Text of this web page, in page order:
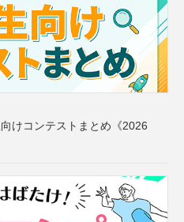
けコンテストまとめ《2026